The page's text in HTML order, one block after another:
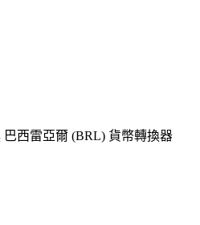
巴西雷亞爾 (BRL) 貨幣轉換器